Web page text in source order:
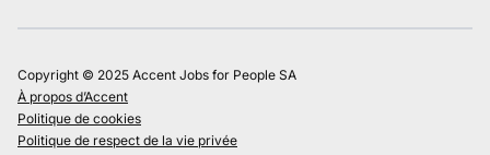
Copyright © 2025 Accent Jobs for People SA
À propos d’Accent
Politique de cookies
Politique de respect de la vie privée